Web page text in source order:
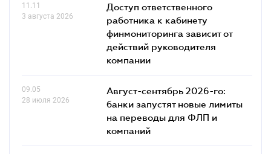
11.11
3 августа 2026
Доступ ответственного
работника к кабинету
финмониторинга зависит от
действий руководителя
компании
09.05
28 июля 2026
Август-сентябрь 2026-го:
банки запустят новые лимиты
на переводы для ФЛП и
компаний